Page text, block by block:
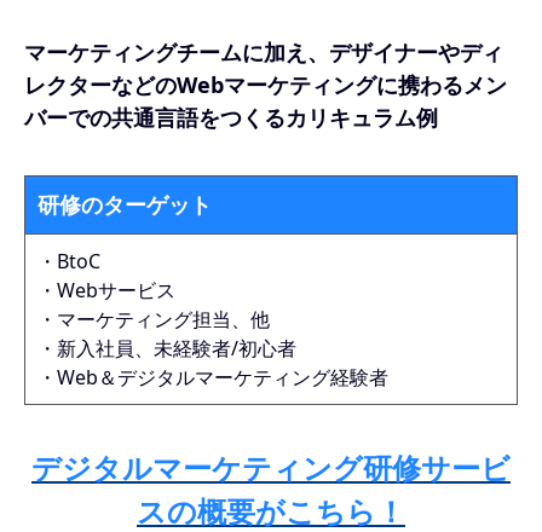
マーケティングチームに加え、デザイナーやディ
レクターなどのWebマーケティングに携わるメン
バーでの共通言語をつくるカリキュラム例
研修のターゲット
・BtoC
・Webサービス
・マーケティング担当、他
・新入社員、未経験者/初心者
・Web＆デジタルマーケティング経験者
デジタルマーケティング研修サービ
スの概要がこちら！